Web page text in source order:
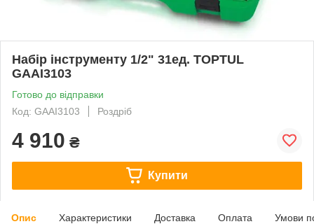
Набір інструменту 1/2" 31ед. TOPTUL
GAAI3103
Готово до відправки
Код: GAAI3103
Роздріб
4 910 ₴
Купити
Опис Характеристики Доставка Оплата Умови